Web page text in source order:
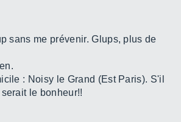
sans me prévenir. Glups, plus de
: Noisy le Grand (Est Paris). S'il
le bonheur!!